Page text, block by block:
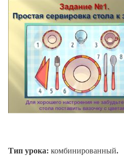
Тип урока: комбинированный.